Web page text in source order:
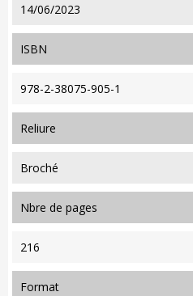
14/06/2023
ISBN
978-2-38075-905-1
reliure
Broché
nbre de pages
216
format